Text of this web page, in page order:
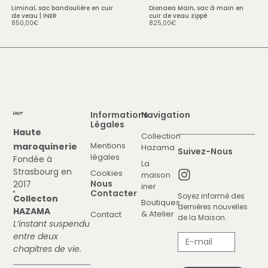
• 320 g
Liminal, sac bandoulière en cuir
de veau | INER
850,00€
Dionaea Main, sac à main en
cuir de veau zippé
825,00€
Informations
Légales
Mentions
légales
Cookies
Nous
Contacter
Contact
Haute
maroquinerie
Fondée à
Strasbourg en
2017
Collecton
HAZAMA
L’instant suspendu
entre deux
chapitres de vie.
Navigation
Collection
Hazama
La
maison
iner
Boutiques
& Atelier
Suivez-Nous
Soyez informé des
dernières nouvelles
de la Maison.